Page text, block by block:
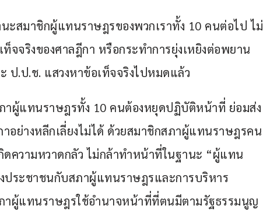
สมาชิกผู้แทนราษฎรของพวกเราทั้ง 10 คนต่อไป ไม่
จจริงของศาลฎีกา หรือกระทำการยุ่งเหยิงต่อพยาน
ป.ป.ช. แสวงหาข้อเท็จจริงไปหมดแล้ว
าผู้แทนราษฎรทั้ง 10 คนต้องหยุดปฏิบัติหน้าที่ ย่อมส่ง
อย่างหลีกเลี่ยงไม่ได้ ด้วยสมาชิกสภาผู้แทนราษฎรคน
วามหวาดกลัว ไม่กล้าทำหน้าที่ในฐานะ “ผู้แทน
ประชาชนกับสภาผู้แทนราษฎรและการบริหาร
าผู้แทนราษฎรใช้อำนาจหน้าที่ที่ตนมีตามรัฐธรรมนูญ